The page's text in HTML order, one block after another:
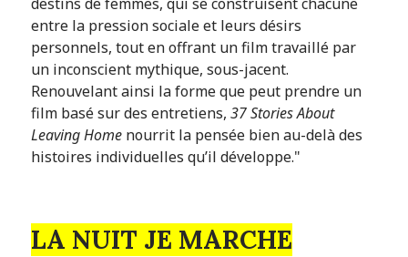
entre la pression sociale et leurs désirs
personnels, tout en offrant un film travaillé par
un inconscient mythique, sous-jacent.
Renouvelant ainsi la forme que peut prendre un
film basé sur des entretiens, 37 Stories About
Leaving Homenourrit la pensée bien au-delà des
histoires individuelles qu’il développe."
LA NUIT JE MARCHE